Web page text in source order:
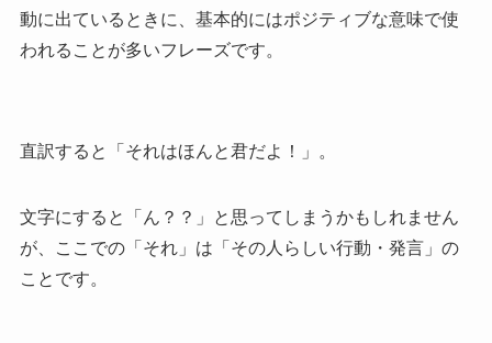
動に出ているときに、基本的にはポジティブな意味で使
われることが多いフレーズです。
直訳すると「それはほんと君だよ！」。
文字にすると「ん？？」と思ってしまうかもしれません
が、ここでの「それ」は「その人らしい行動・発言」の
ことです。